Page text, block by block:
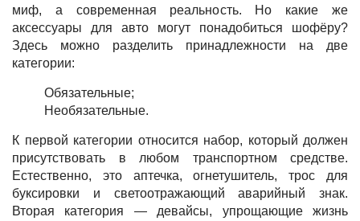
миф, а современная реальность. Но какие же
аксессуары для авто могут понадобиться шофёру?
Здесь можно разделить принадлежности на две
категории:
Обязательные;
Необязательные.
К первой категории относится набор, который должен
присутствовать в любом транспортном средстве.
Естественно, это аптечка, огнетушитель, трос для
буксировки и светоотражающий аварийный знак.
Вторая категория — девайсы, упрощающие жизнь